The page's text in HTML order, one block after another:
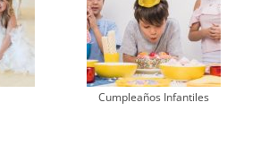
Cumpleaños Infantiles